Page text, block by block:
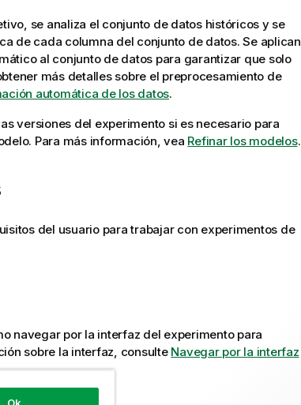
se analiza el conjunto de datos históricos y se
de cada columna del conjunto de datos. Se aplican
al conjunto de datos para garantizar que solo
más detalles sobre el preprocesamiento de
automática de los datos.
versiones del experimento si es necesario para
Para más información, vea Refinar los modelos.
del usuario para trabajar con experimentos de
navegar por la interfaz del experimento para
sobre la interfaz, consulte Navegar por la interfaz